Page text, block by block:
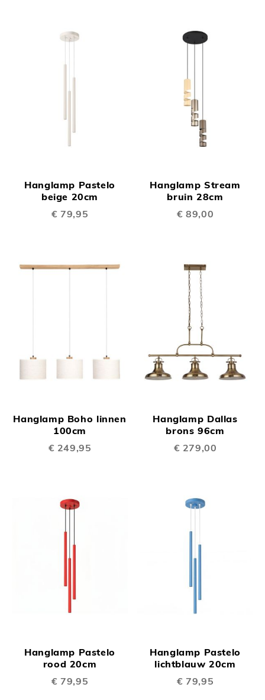
Hanglamp Pastelo
beige 20cm
€ 79,95
Hanglamp Stream
bruin 28cm
€ 89,00
Hanglamp Boho linnen
100cm
€ 249,95
Hanglamp Dallas
brons 96cm
€ 279,00
Hanglamp Pastelo
rood 20cm
€ 79,95
Hanglamp Pastelo
lichtblauw 20cm
€ 79,95